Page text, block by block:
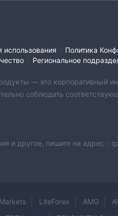
использования Политика
Региональное
— это корпоративный
соблюдать
и другое, пишите на адрес：
LiteForex AMG